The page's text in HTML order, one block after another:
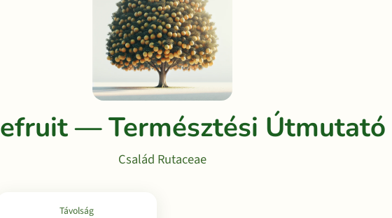
— Természtési Útmutató
Család Rutaceae
Távolság